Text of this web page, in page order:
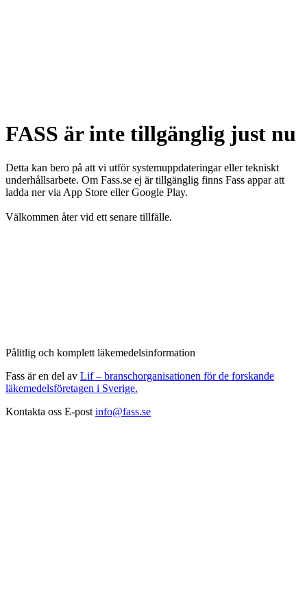
FASS är inte tillgänglig just nu
Detta kan bero på att vi utför systemuppdateringar eller tekniskt
underhållsarbete. Om Fass.se ej är tillgänglig finns Fass appar att
ladda ner via App Store eller Google Play.
Välkommen åter vid ett senare tillfälle.
Pålitlig och komplett läkemedelsinformation
Fass är en del av Lif – branschorganisationen för de forskande
läkemedelsföretagen i Sverige.
Kontakta oss E-post info@fass.se